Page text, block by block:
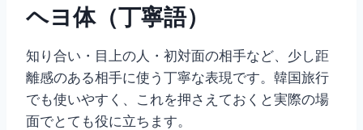
ヘヨ体（丁寧語）
知り合い・目上の人・初対面の相手など、少し距
離感のある相手に使う丁寧な表現です。韓国旅行
でも使いやすく、これを押さえておくと実際の場
面でとても役に立ちます。